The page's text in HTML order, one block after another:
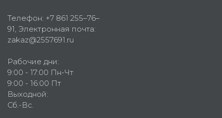
Телефон: +7 861 255–76–
91, Электронная почта:
zakaz@2557691.ru
Рабочие дни:
9:00 - 17:00 Пн-Чт
9:00 - 16:00 Пт
Выходной:
Сб.-Вс.